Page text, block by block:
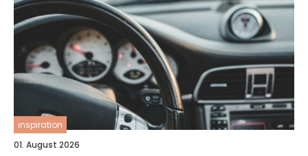
inspiration
01. August 2026